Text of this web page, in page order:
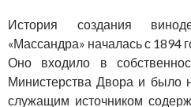
История создания
«Массандра» началась с 1894
Оно входило в
Министерства Двора и было
служащим источником